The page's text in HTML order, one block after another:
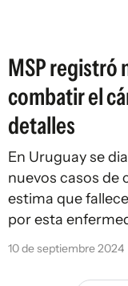
MSP registró
combatir el
detalles
En Uruguay se
nuevos casos de
estima que
por esta
10 de septiembre 2024